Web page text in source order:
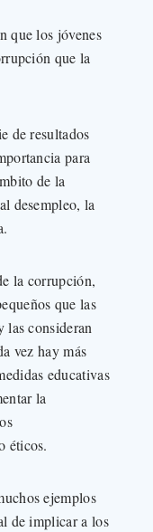
que los jóvenes
que la
de resultados
para
de la
desempleo, la
la corrupción,
que las
las consideran
vez hay más
educativas
la
éticos.
ejemplos
de implicar a los